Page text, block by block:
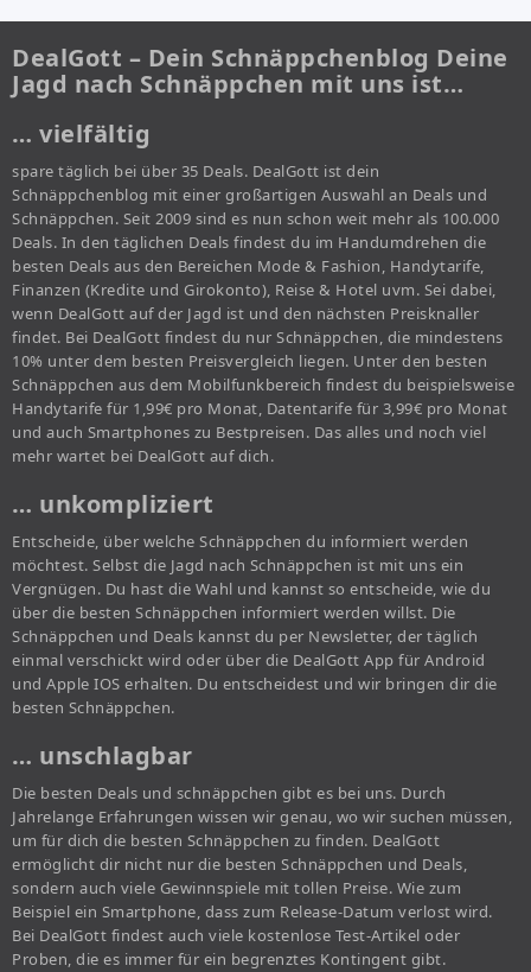
DealGott – Dein Schnäppchenblog Deine
Jagd nach Schnäppchen mit uns ist…
… vielfältig
spare täglich bei über 35 Deals. DealGott ist dein
Schnäppchenblog mit einer großartigen Auswahl an Deals und
Schnäppchen. Seit 2009 sind es nun schon weit mehr als 100.000
Deals. In den täglichen Deals findest du im Handumdrehen die
besten Deals aus den Bereichen Mode & Fashion, Handytarife,
Finanzen (Kredite und Girokonto), Reise & Hotel uvm. Sei dabei,
wenn DealGott auf der Jagd ist und den nächsten Preisknaller
findet. Bei DealGott findest du nur Schnäppchen, die mindestens
10% unter dem besten Preisvergleich liegen. Unter den besten
Schnäppchen aus dem Mobilfunkbereich findest du beispielsweise
Handytarife für 1,99€ pro Monat, Datentarife für 3,99€ pro Monat
und auch Smartphones zu Bestpreisen. Das alles und noch viel
mehr wartet bei DealGott auf dich.
… unkompliziert
Entscheide, über welche Schnäppchen du informiert werden
möchtest. Selbst die Jagd nach Schnäppchen ist mit uns ein
Vergnügen. Du hast die Wahl und kannst so entscheide, wie du
über die besten Schnäppchen informiert werden willst. Die
Schnäppchen und Deals kannst du per Newsletter, der täglich
einmal verschickt wird oder über die DealGott App für Android
und Apple IOS erhalten. Du entscheidest und wir bringen dir die
besten Schnäppchen.
… unschlagbar
Die besten Deals und schnäppchen gibt es bei uns. Durch
Jahrelange Erfahrungen wissen wir genau, wo wir suchen müssen,
um für dich die besten Schnäppchen zu finden. DealGott
ermöglicht dir nicht nur die besten Schnäppchen und Deals,
sondern auch viele Gewinnspiele mit tollen Preise. Wie zum
Beispiel ein Smartphone, dass zum Release-Datum verlost wird.
Bei DealGott findest auch viele kostenlose Test-Artikel oder
Proben, die es immer für ein begrenztes Kontingent gibt.